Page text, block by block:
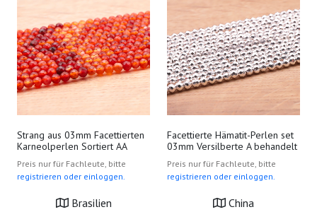
Strang aus 03mm Facettierten
Karneolperlen Sortiert AA
Preis nur für Fachleute, bitte
registrieren oder einloggen.
Brasilien
Facettierte Hämatit-Perlen set
03mm Versilberte A behandelt
Preis nur für Fachleute, bitte
registrieren oder einloggen.
China